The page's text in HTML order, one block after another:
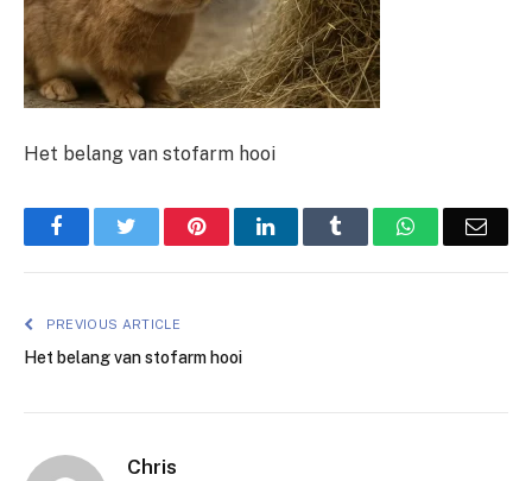
Het belang van stofarm hooi
FacebookTwitter PinterestLinkedIn Tumblr WhatsApp
PREVIOUS ARTICLE
Het belang van stofarm hooi
Chris